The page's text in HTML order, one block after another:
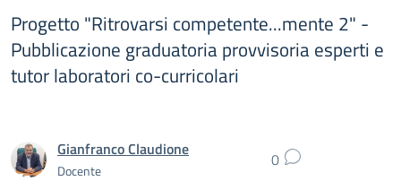
Progetto "Ritrovarsi competente...mente 2" -
Pubblicazione graduatoria provvisoria esperti e
tutor laboratori co-curricolari
Gianfranco Claudione
Docente 0